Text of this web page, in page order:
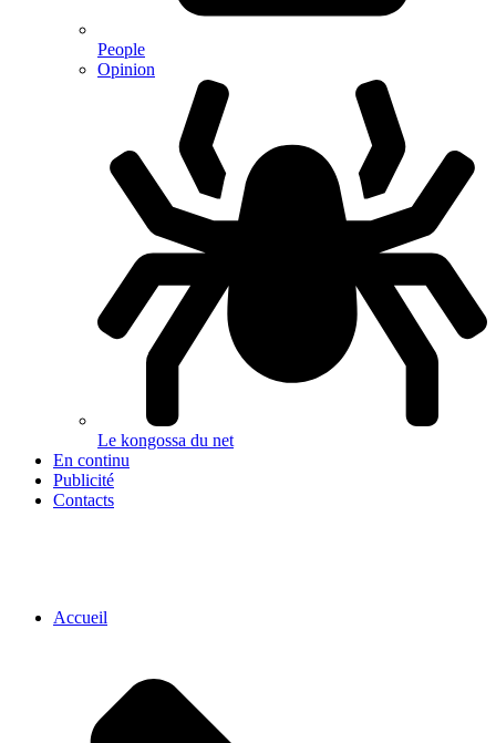
People
Opinion
Le kongossa du net
En continu
Publicité
Contacts
Accueil